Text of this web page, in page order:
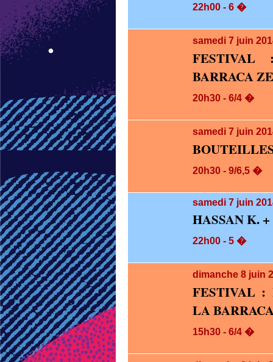
22h00 - 6 �
samedi 7 juin
BARRACA
20h30 - 6/4 �
samedi 7 juin
20h30 - 9/6,5 �
samedi 7 juin
HASSAN K.
22h00 - 5 �
dimanche 8 juin
FESTIVAL :
LA
15h30 - 6/4 �